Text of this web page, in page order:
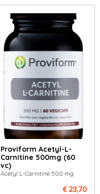
Proviform Acetyl-L-
Carnitine 500mg (60
vc)
Acetyl L-Carnitine 500 mg
€ 23,70